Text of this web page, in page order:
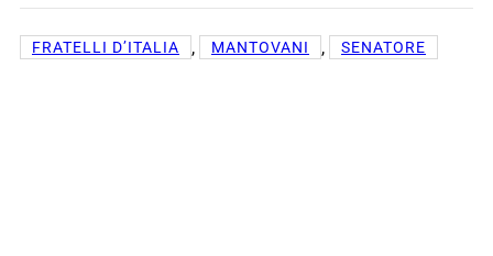
FRATELLI D’ITALIA , MANTOVANI , SENATORE